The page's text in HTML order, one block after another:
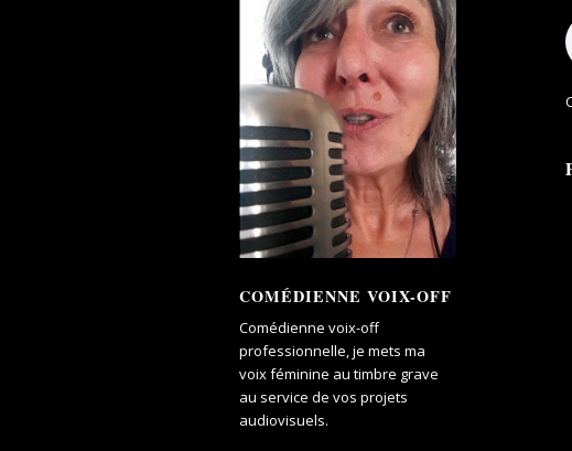
COMÉDIENNE VOIX-OFF
Comédienne voix-off
professionnelle, je mets ma
voix féminine au timbre grave
au service de vos projets
audiovisuels.